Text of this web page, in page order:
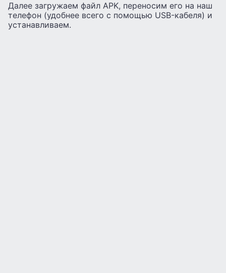
Далее загружаем файл APK, переносим его на наш
телефон (удобнее всего с помощью USB-кабеля) и
устанавливаем.